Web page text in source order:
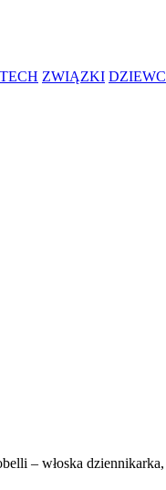
TECH ZWIĄZKI
– włoska